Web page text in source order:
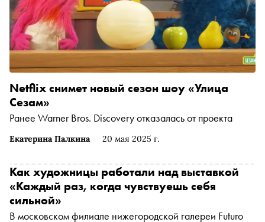
Екатерина Палкина 20 мая 2025 г.
Netflix снимет новый сезон шоу «Улица
Сезам»
Ранее Warner Bros. Discovery отказалась от проекта
Как художницы работали над выставкой
«Каждый раз, когда чувствуешь себя
сильной»
В московском филиале нижегородской галереи Futuro